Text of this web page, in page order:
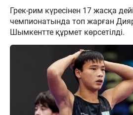
Грек-рим күресінен 17 жасқа
чемпионатында топ жарған
Шымкентте құрмет көрсетілді.